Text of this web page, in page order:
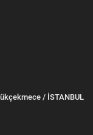
/ İSTANBUL